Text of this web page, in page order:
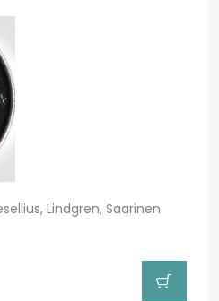
Lindgren, Saarinen